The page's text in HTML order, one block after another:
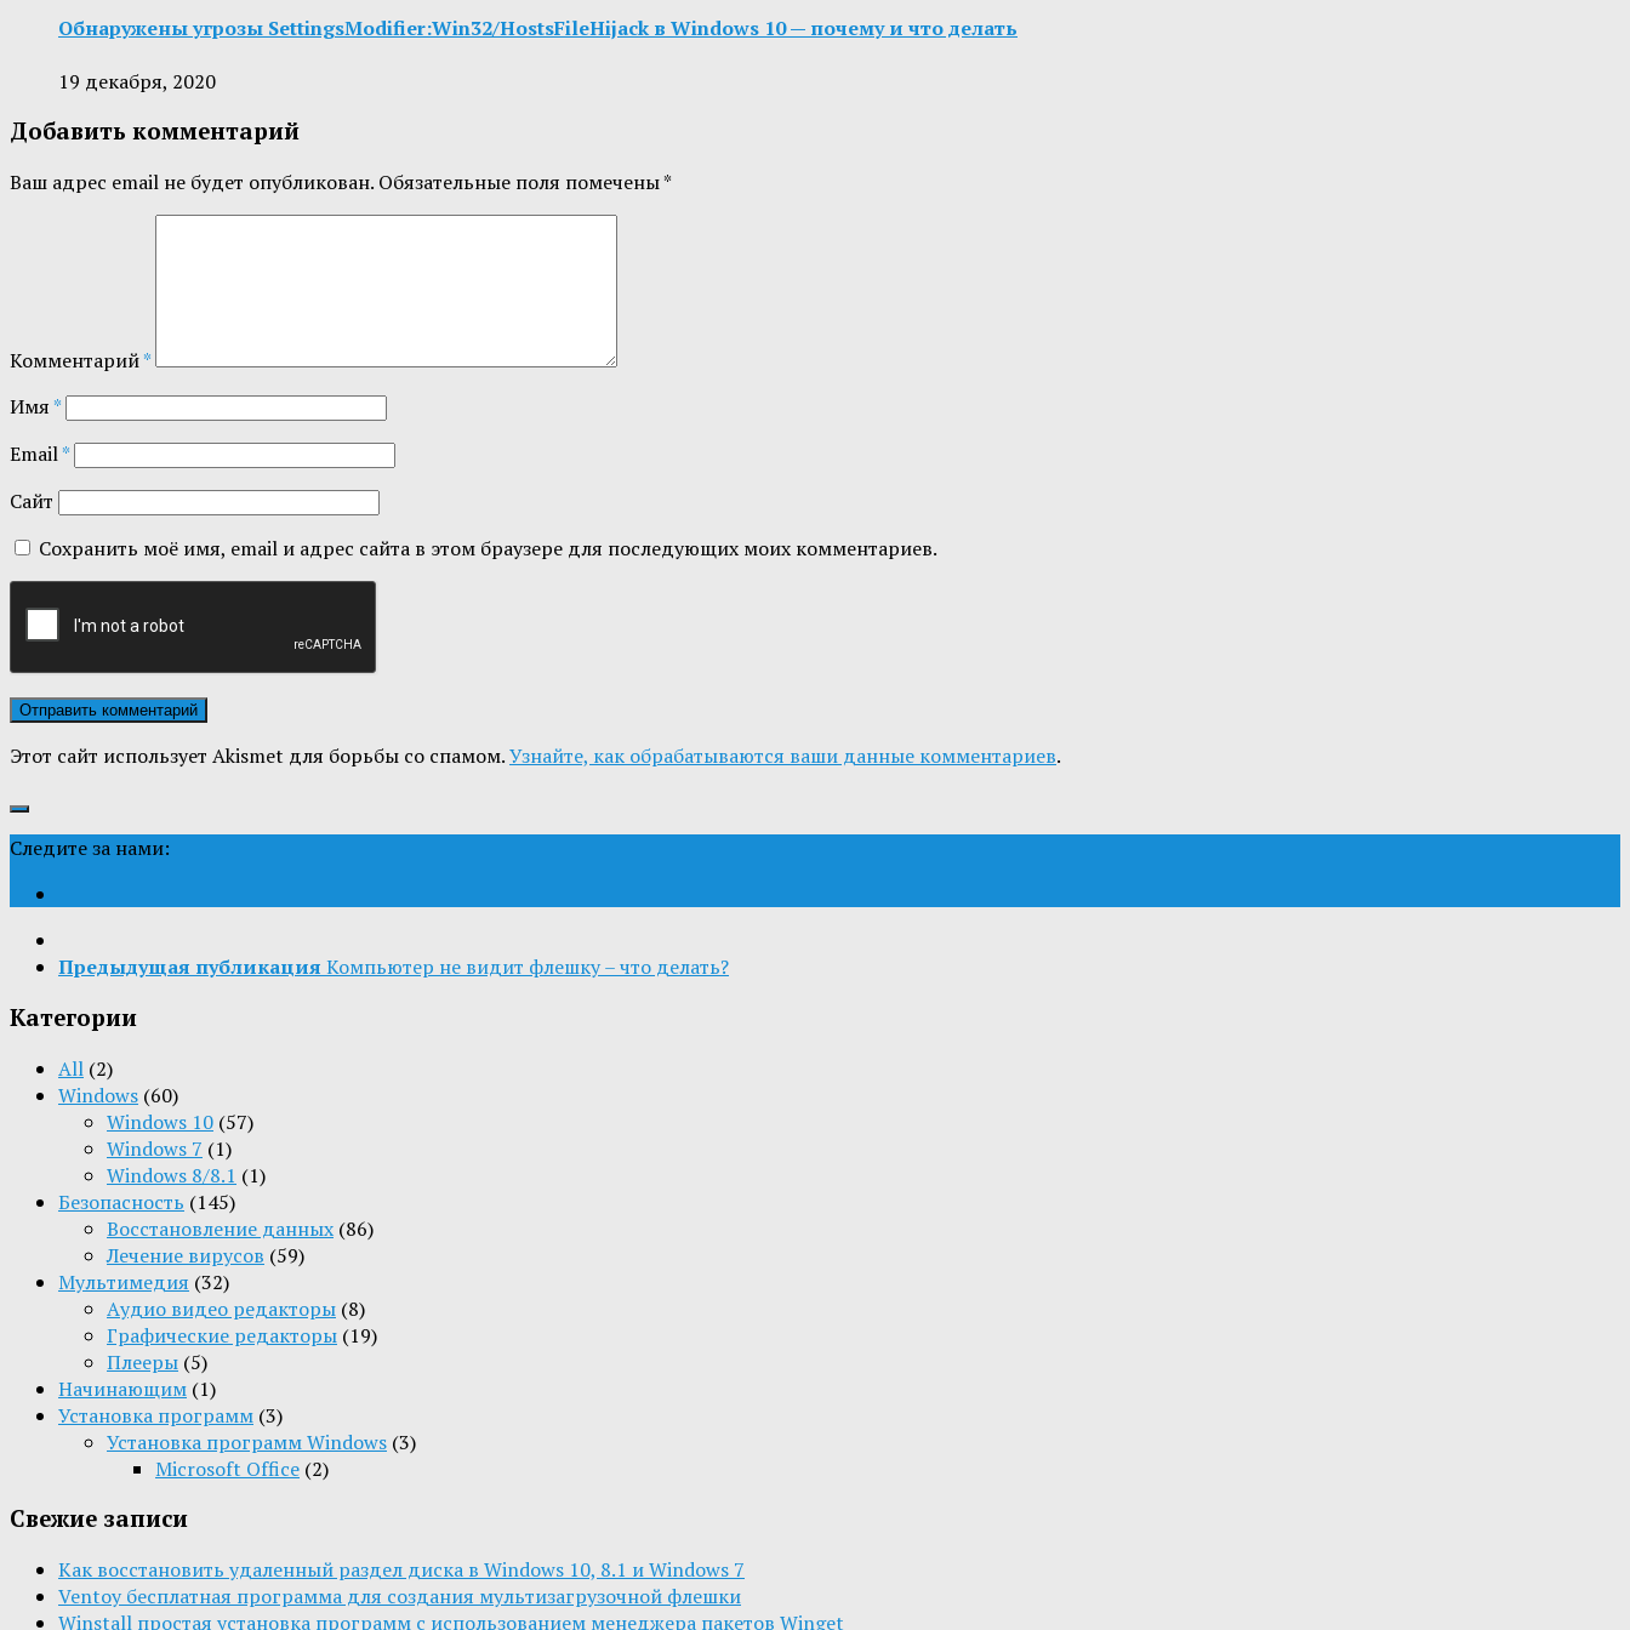
Обнаружены угрозы SettingsModifier:Win32/HostsFileHijack в Windows 10 — почему и что делать
19 декабря, 2020
Добавить комментарий
Ваш адрес email не будет опубликован. Обязательные поля помечены*
Комментарий*
Имя*
Email*
Сайт
Сохранить моё имя, email и адрес сайта в этом браузере для последующих моих комментариев.
Этот сайт использует Akismet для борьбы со спамом.Узнайте, как обрабатываются ваши данные комментариев.
Следите за нами:
Предыдущая публикация Компьютер не видит флешку – что делать?
Категории
All (2)
Windows (60)
Windows 10 (57)
Windows 7 (1)
Windows 8/8.1 (1)
Безопасность (145)
Восстановление данных (86)
Лечение вирусов (59)
Мультимедия (32)
Aудио видео редакторы (8)
Графические редакторы (19)
Плееры (5)
Начинающим (1)
Установка программ (3)
Установка программ Windows (3)
Microsoft Office (2)
Свежие записи
Как восстановить удаленный раздел диска в Windows 10, 8.1 и Windows 7
Ventoy бесплатная программа для создания мультизагрузочной флешки
Winstall простая установка программ с использованием менеджера пакетов Winget